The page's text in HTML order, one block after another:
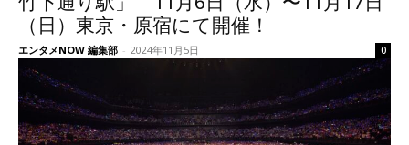
（日）東京・原宿にて開催！
エンタメNOW 編集部 - 2024年11月5日 0